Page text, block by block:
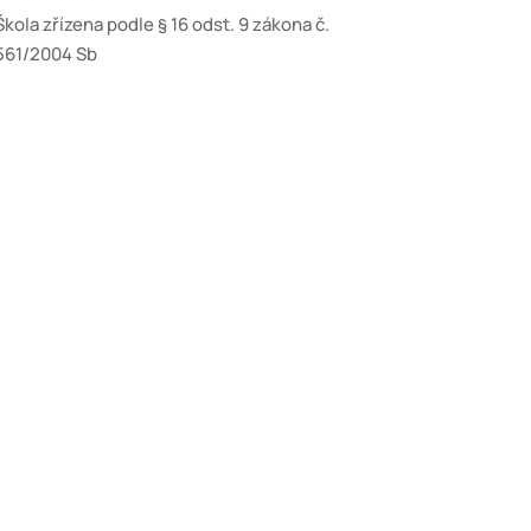
zřízena podle § 16 odst. 9 zákona č.
2004 Sb